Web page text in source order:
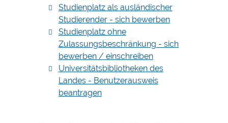
Studienplatz als ausländischer
Studierender - sich bewerben
Studienplatz ohne
Zulassungsbeschränkung - sich
bewerben / einschreiben
Universitätsbibliotheken des
Landes - Benutzerausweis
beantragen